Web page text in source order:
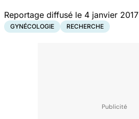
Reportage diffusé le 4 janvier 2017
GYNÉCOLOGIE RECHERCHE